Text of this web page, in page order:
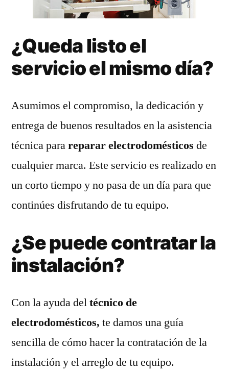
¿Queda listo el
servicio el mismo día?
Asumimos el compromiso, la dedicación y
entrega de buenos resultados en la asistencia
técnica parareparar electrodomésticos de
cualquier marca. Este servicio es realizado en
un corto tiempo y no pasa de un día para que
continúes disfrutando de tu equipo.
¿Se puede contratar la
instalación?
Con la ayuda deltécnico de
electrodomésticos, te damos una guía
sencilla de cómo hacer la contratación de la
instalación y el arreglo de tu equipo.